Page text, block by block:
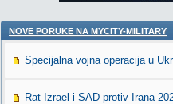
NOVE PORUKE NA MYCITY-MILITARY
Specijalna vojna operacija u
Rat Izrael i SAD protiv Irana